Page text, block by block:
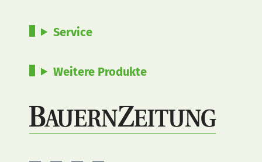
Service
Weitere Produkte